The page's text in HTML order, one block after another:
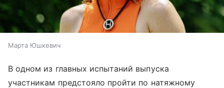
Марта Юшкевич
В одном из главных испытаний выпуска
участникам предстояло пройти по натяжному